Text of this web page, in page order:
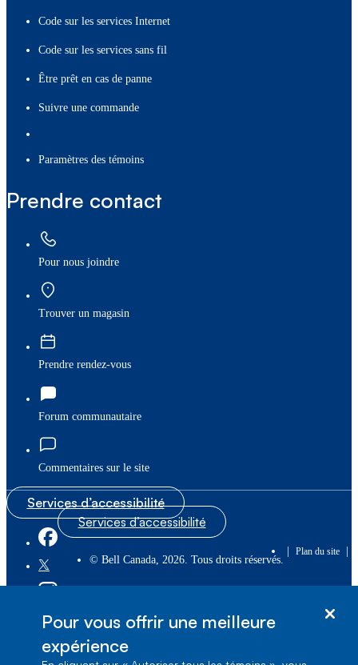
Code sur les services Internet
Code sur les services sans fil
Être prêt en cas de panne
Suivre une commande
paramètres des témoins
Prendre contact
Pour nous joindre
Trouver un magasin
Prendre rendez-vous
Forum communautaire
Commentaires sur le site
Services d’accessibilité
Services d’accessibilité
© Bell Canada, 2026. Tous droits réservés.
Plan du site
Verdun, Québec, H3E 3B3
Pour vous offrir une meilleure
expérience